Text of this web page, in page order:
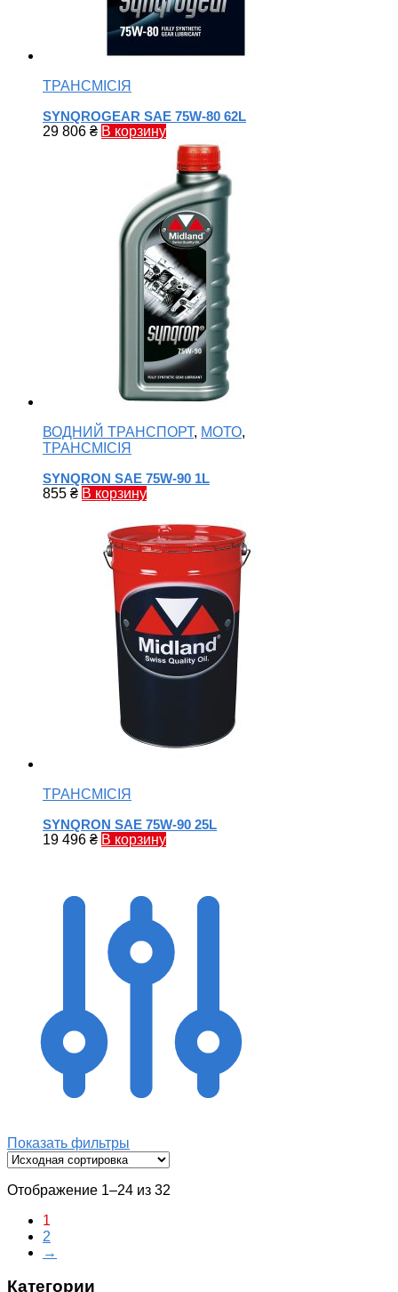
ТРАНСМІСІЯ
SYNQROGEAR SAE 75W-80 62L
29 806 ₴ В корзину
ВОДНИЙ ТРАНСПОРТ, МОТО,
ТРАНСМІСІЯ
SYNQRON SAE 75W-90 1L
855 ₴ В корзину
ТРАНСМІСІЯ
SYNQRON SAE 75W-90 25L
19 496 ₴ В корзину
Показать фильтры
Отображение 1–24 из 32
1
2
→
Категории